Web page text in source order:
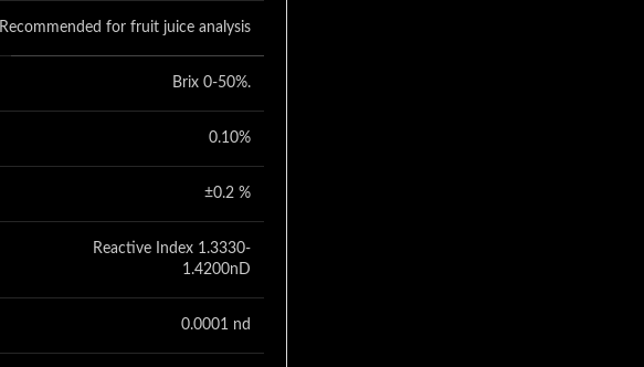
Recommended for fruit juice analysis
Brix 0-50%.
0.10%
±0.2 %
Reactive Index 1.3330-
1.4200nD
0.0001 nd